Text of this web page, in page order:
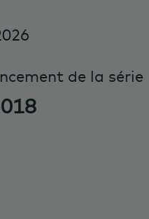
de la série